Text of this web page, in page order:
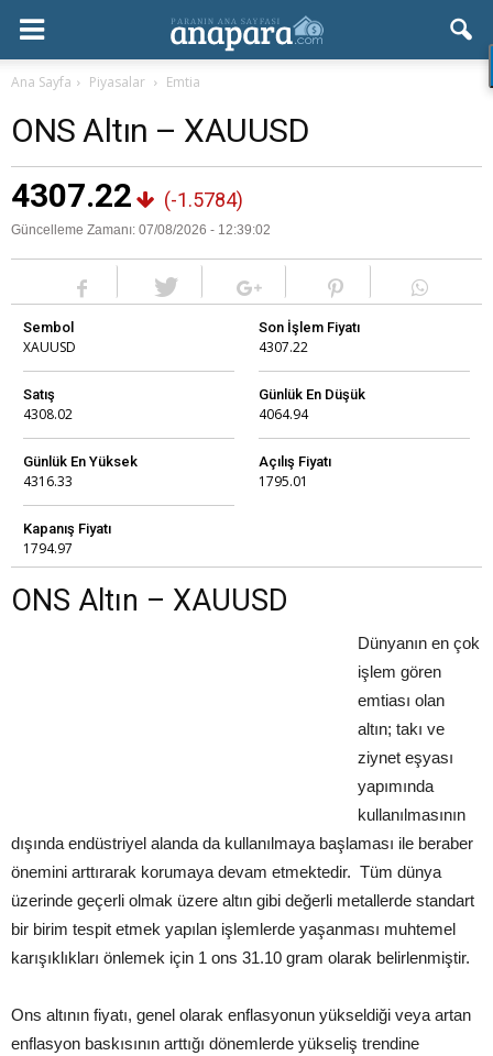
Ana Sayfa Piyasalar Emtia
ONS Altın – XAUUSD
4307.22
(-1.5784)
Güncelleme Zamanı: 07/08/2026 - 12:39:02
Sembol
XAUUSD
Son İşlem Fiyatı
4307.22
Satış
4308.02
Günlük En Düşük
4064.94
Günlük En Yüksek
4316.33
Açılış Fiyatı
1795.01
Kapanış Fiyatı
1794.97
ONS Altın – XAUUSD
Dünyanın en çok
işlem gören
emtiası olan
altın; takı ve
ziynet eşyası
yapımında
kullanılmasının
dışında endüstriyel alanda da kullanılmaya başlaması ile beraber
önemini arttırarak korumaya devam etmektedir. Tüm dünya
üzerinde geçerli olmak üzere altın gibi değerli metallerde standart
bir birim tespit etmek yapılan işlemlerde yaşanması muhtemel
karışıklıkları önlemek için 1 ons 31.10 gram olarak belirlenmiştir.
Ons altının fiyatı, genel olarak enflasyonun yükseldiği veya artan
enflasyon baskısının arttığı dönemlerde yükseliş trendine